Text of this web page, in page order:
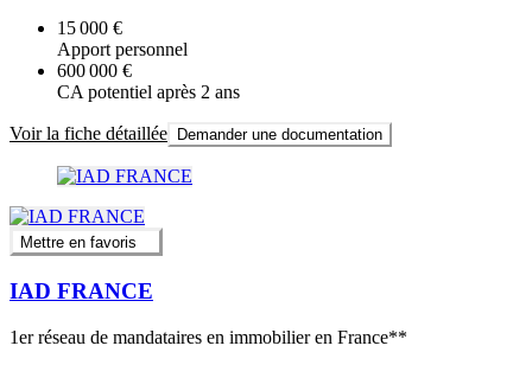
15 000 €
Apport personnel
600 000 €
CA potentiel après 2 ans
Voir la fiche détaillée Demander une documentation
Mettre en favoris
IAD FRANCE
1er réseau de mandataires en immobilier en France**